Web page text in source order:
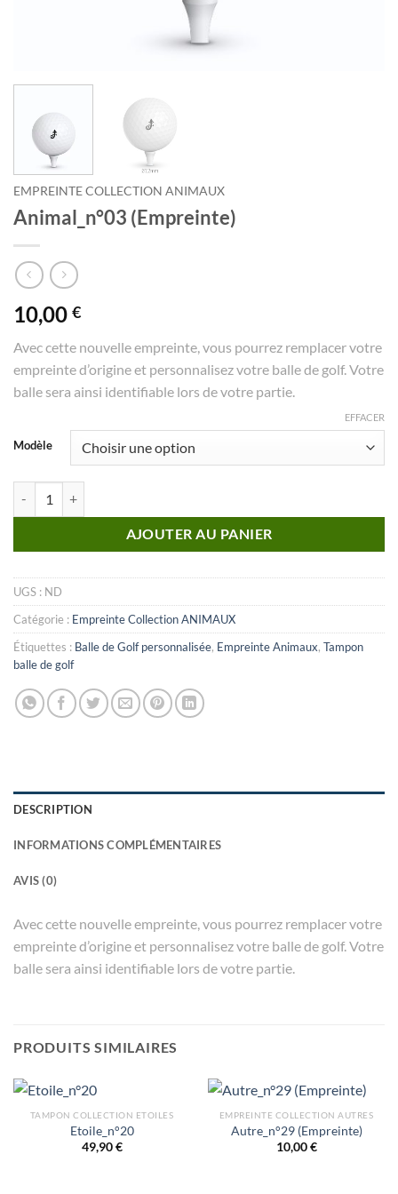
EMPREINTE COLLECTION ANIMAUX
Animal_n°03 (Empreinte)
10,00 €
Avec cette nouvelle empreinte, vous pourrez remplacer votre
empreinte d’origine et personnalisez votre balle de golf. Votre
balle sera ainsi identifiable lors de votre partie.
Modèle
EFFACER
AJOUTER AU PANIER
UGS : ND
Catégorie : Empreinte Collection ANIMAUX
Étiquettes : Balle de Golf personnalisée, Empreinte Animaux, Tampon
balle de golf
DESCRIPTION
INFORMATIONS COMPLÉMENTAIRES
AVIS (0)
Avec cette nouvelle empreinte, vous pourrez remplacer votre
empreinte d’origine et personnalisez votre balle de golf. Votre
balle sera ainsi identifiable lors de votre partie.
PRODUITS SIMILAIRES
TAMPON COLLECTION ETOILES
Etoile_n°20
49,90€
EMPREINTE COLLECTION AUTRES
Autre_n°29 (Empreinte)
10,00€